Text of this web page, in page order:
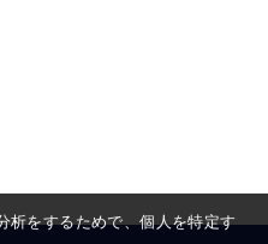
析をするためで、個人を特定す